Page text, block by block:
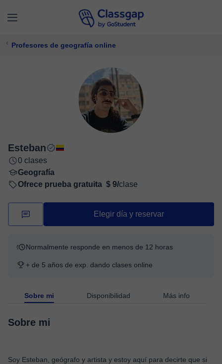
Profesores de geografía online
Esteban
0 clases
Geografía
Ofrece prueba gratuita $ 9/clase
Elegir día y reservar
Normalmente responde en menos de 12 horas
+ de 5 años de exp. dando clases online
Sobre mi Disponibilidad Más info
Sobre mi
Soy Esteban, geógrafo y artista y estoy aquí para decirte que si